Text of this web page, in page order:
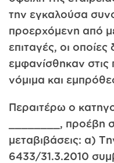
την εγκαλούσα
προερχόμενη από
επιταγές, οι
εμφανίσθηκαν στις
νόμιμα και
Περαιτέρω ο
________, προέβη
μεταβιβάσεις: α)
6433/31.3.2010